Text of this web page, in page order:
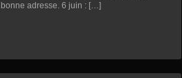
adresse. 6 juin : […]